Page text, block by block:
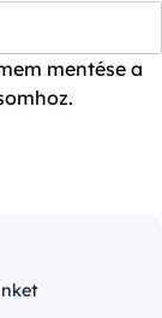
mentése a